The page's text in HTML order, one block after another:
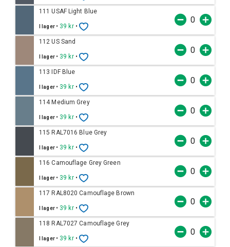
111 USAF Light Blue
I lager • 39 kr •
112 US Sand
I lager • 39 kr •
113 IDF Blue
I lager • 39 kr •
114 Medium Grey
I lager • 39 kr •
115 RAL7016 Blue Grey
I lager • 39 kr •
116 Camouflage Grey Green
I lager • 39 kr •
117 RAL8020 Camouflage Brown
I lager • 39 kr •
118 RAL7027 Camouflage Grey
I lager • 39 kr •